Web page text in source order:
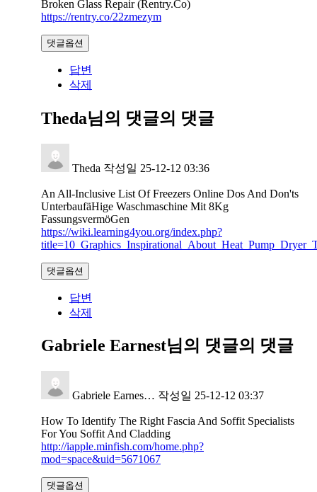
Broken Glass Repair (Rentry.Co)
https://rentry.co/22zmezym
댓글옵션
답변
삭제
Theda님의 댓글의 댓글
Theda 작성일 25-12-12 03:36
An All-Inclusive List Of Freezers Online Dos And Don'ts
UnterbaufäHige Waschmaschine Mit 8Kg
FassungsvermöGen
https://wiki.learning4you.org/index.php?
댓글옵션
답변
삭제
Gabriele Earnest님의 댓글의 댓글
Gabriele Earnes… 작성일 25-12-12 03:37
How To Identify The Right Fascia And Soffit Specialists
For You Soffit And Cladding
http://iapple.minfish.com/home.php?
mod=space&uid=5671067
댓글옵션